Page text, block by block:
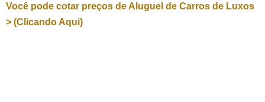
Você pode cotar preços de Aluguel de Carros de Luxos
> (Clicando Aqui)